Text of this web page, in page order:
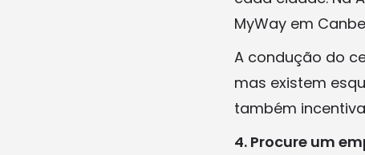
MyWay em
A condução do
mas existem
também
4. Procure um